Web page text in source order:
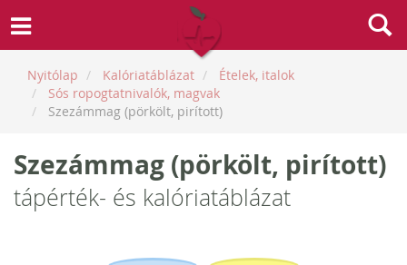
Nyitólap Kalóriatáblázat
Ételek, italok
Sós ropogtatnivalók, magvak
Szezámmag (pörkölt, pirított)
Szezámmag (pörkölt, pirított)
tápérték- és kalóriatáblázat